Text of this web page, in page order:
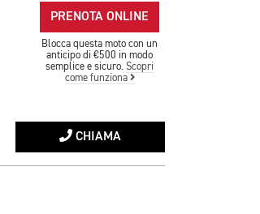
PRENOTA ONLINE
Blocca questa moto con un
anticipo di €500 in modo
semplice e sicuro.Scopri
come funziona
CHIAMA